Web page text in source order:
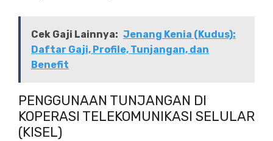
Cek Gaji Lainnya: Jenang Kenia (Kudus):
Daftar Gaji, Profile, Tunjangan, dan
Benefit
PENGGUNAAN TUNJANGAN DI
KOPERASI TELEKOMUNIKASI SELULAR
(KISEL)